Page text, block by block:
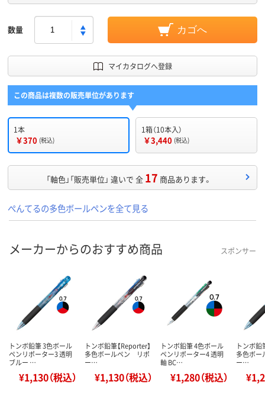
数量 カゴへ
マイカタログへ登録
この商品は複数の販売単位があります
1本
￥370 (税込)
1箱（10本入）
￥3,440 (税込)
「軸色」「販売単位」 違いで 全 17 商品あります。
ぺんてるの多色ボールペンを全て見る
メーカーからのおすすめ商品 スポンサー
トンボ鉛筆 3色ボール
ペンリポーター3 透明
ブルー …
¥1,130（税込）
トンボ鉛筆【Reporter】
多色ボールペン リポ
ー…
¥1,130（税込）
トンボ鉛筆 4色ボール
ペンリポーター4 透明
軸 BC…
¥1,280（税込）
トンボ鉛
多色ボ
ー…